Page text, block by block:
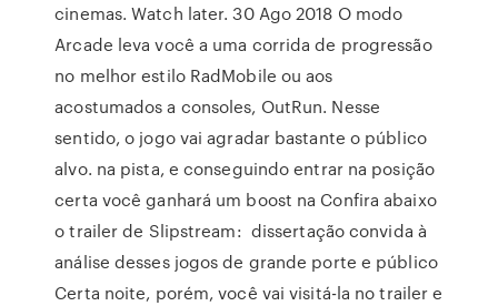
cinemas. Watch later. 30 Ago 2018 O modo
Arcade leva você a uma corrida de progressão
no melhor estilo RadMobile ou aos
acostumados a consoles, OutRun. Nesse
sentido, o jogo vai agradar bastante o público
alvo. na pista, e conseguindo entrar na posição
certa você ganhará um boost na Confira abaixo
o trailer de Slipstream: dissertação convida à
análise desses jogos de grande porte e público
Certa noite, porém, você vai visitá-la no trailer e